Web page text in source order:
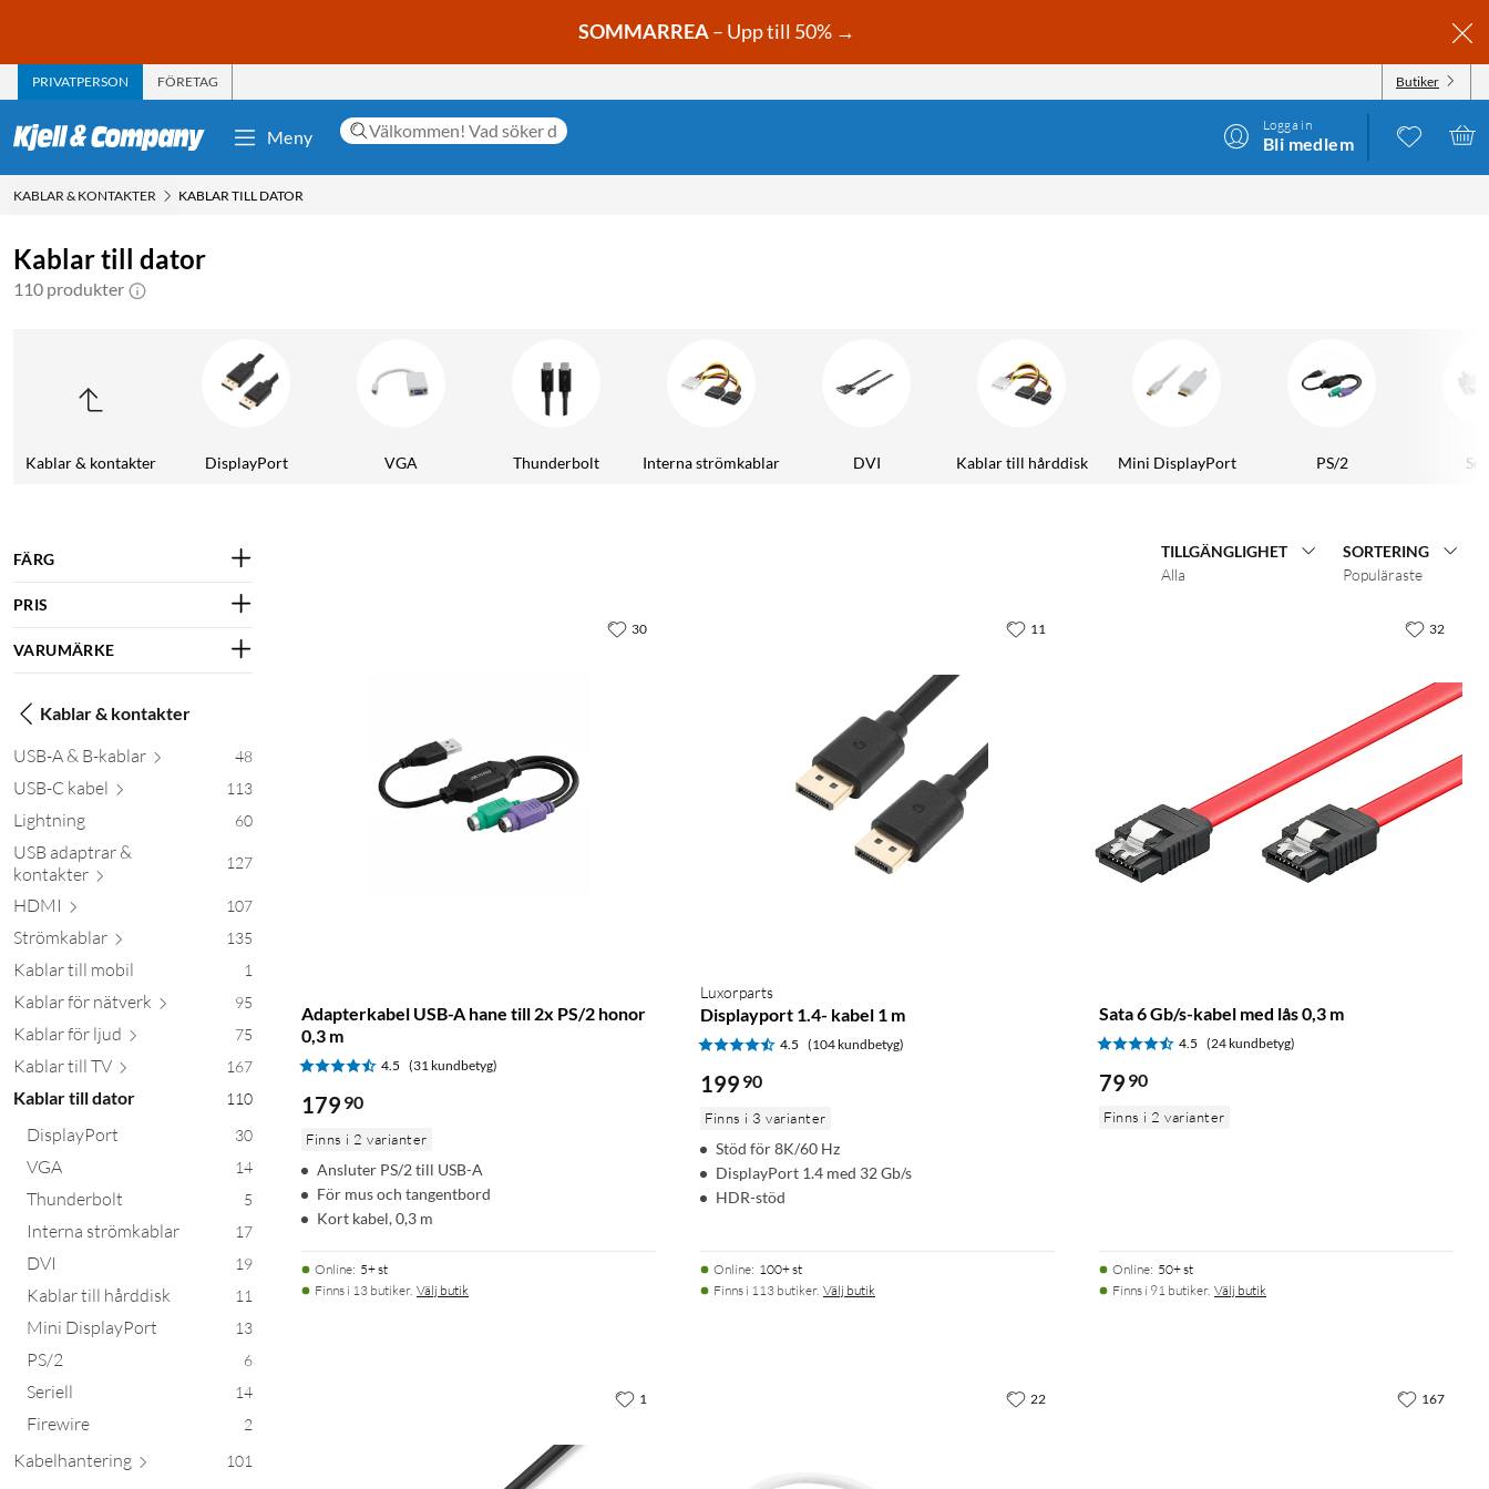
SOMMARREA– Upp till 50% →
PRIVATPERSON FÖRETAG Butiker
Meny
Logga in
Bli medlem
KABLAR & KONTAKTER KABLAR TILL DATOR
Kablar till dator
110 produkter
Kablar & kontakter DisplayPort VGA Thunderbolt Interna strömkablar DVI Kablar till hårddisk Mini DisplayPort PS/2
FÄRG
PRIS
VARUMÄRKE
Kablar & kontakter
USB-A & B-kablar 48
USB-C kabel 113
Lightning 60
USB adaptrar &
kontakter 127
HDMI 107
Strömkablar 135
Kablar till mobil 1
Kablar för nätverk 95
Kablar för ljud 75
Kablar till TV 167
Kablar till dator 110
DisplayPort 30
VGA 14
Thunderbolt 5
Interna strömkablar 17
DVI 19
Kablar till hårddisk 11
Mini DisplayPort 13
PS/2 6
Seriell 14
Firewire 2
Kabelhantering 101
TILLGÄNGLIGHET
Alla
SORTERING
Populäraste
Adapterkabel USB-A hane till 2x PS/2 honor
0,3 m
4.5 (31 kundbetyg)
179 90
Finns i 2 varianter
Ansluter PS/2 till USB-A
För mus och tangentbord
Kort kabel, 0,3 m
Online: 5+ st
Finns i 13 butiker. Välj butik
30
Luxorparts
Displayport 1.4- kabel 1 m
4.5 (104 kundbetyg)
199 90
Finns i 3 varianter
Stöd för 8K/60 Hz
DisplayPort 1.4 med 32 Gb/s
HDR-stöd
Online: 100+ st
Finns i 113 butiker. Välj butik
11
Sata 6 Gb/s-kabel med lås 0,3 m
4.5 (24 kundbetyg)
79 90
Finns i 2 varianter
Online: 50+ st
Finns i 91 butiker. Välj butik
32
1 22 167